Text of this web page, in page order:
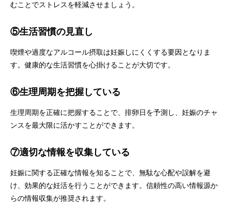
むことでストレスを軽減させましょう。
⑤生活習慣の見直し
喫煙や過度なアルコール摂取は妊娠しにくくする要因となりま
す。健康的な生活習慣を心掛けることが大切です。
⑥生理周期を把握している
生理周期を正確に把握することで、排卵日を予測し、妊娠のチャ
ンスを最大限に活かすことができます。
⑦適切な情報を収集している
妊娠に関する正確な情報を知ることで、無駄な心配や誤解を避
け、効果的な妊活を行うことができます。信頼性の高い情報源か
らの情報収集が推奨されます。